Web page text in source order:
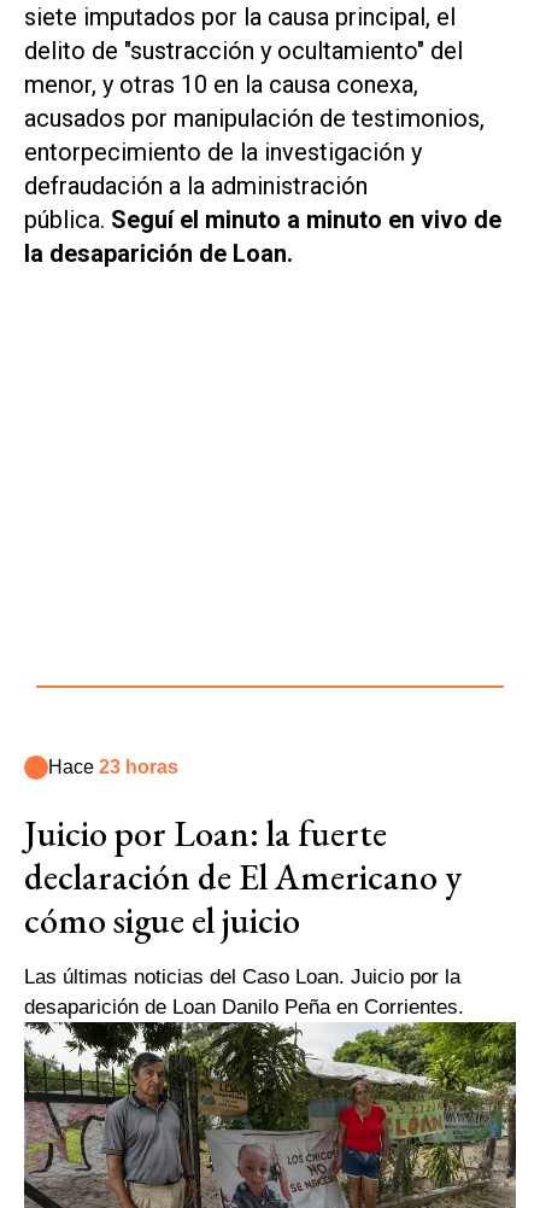
siete imputados por la causa principal, el
delito de "sustracción y ocultamiento" del
menor, y otras 10 en la causa conexa,
acusados por manipulación de testimonios,
entorpecimiento de la investigación y
defraudación a la administración
pública. Seguí el minuto a minuto en vivo de
la desaparición de Loan.
Hace 23 horas
Juicio por Loan: la fuerte
declaración de El Americano y
cómo sigue el juicio
Las últimas noticias del Caso Loan. Juicio por la
desaparición de Loan Danilo Peña en Corrientes.